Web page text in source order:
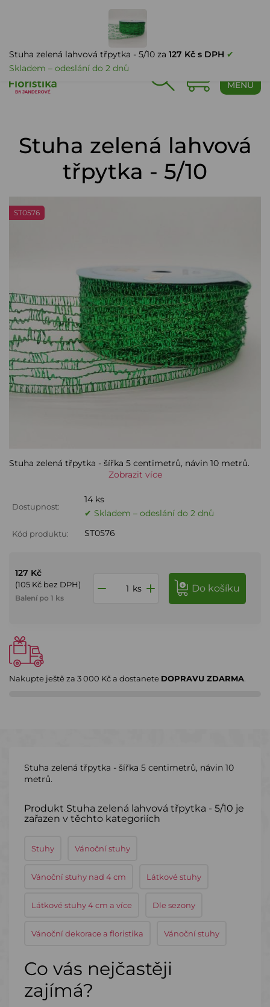
MENU
Stuha zelená lahvová
třpytka - 5/10
ST0576
Stuha zelená třpytka - šířka 5 centimetrů, návin 10 metrů.
Zobrazit více
Dostupnost:
14 ks
✔ Skladem – odeslání do 2 dnů
Kód produktu: ST0576
127 Kč
(105 Kč bez DPH)
Balení po 1 ks
ks do košíku
Nakupte ještě za 3 000 Kča dostanete DOPRAVU ZDARMA.
Stuha zelená lahvová třpytka - 5/10 za 127 Kč s DPH ✔
Skladem – odeslání do 2 dnů
Stuha zelená třpytka - šířka 5 centimetrů, návin 10
metrů.
Produkt Stuha zelená lahvová třpytka - 5/10 je
zařazen v těchto kategoriích
Stuhy Vánoční stuhy
Vánoční stuhy nad 4 cm Látkové stuhy
Látkové stuhy 4 cm a více Dle sezony
Vánoční dekorace a floristika Vánoční stuhy
Co vás nejčastěji
zajímá?